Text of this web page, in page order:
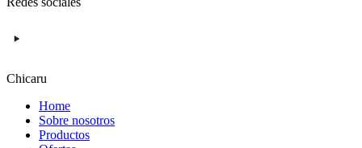
Chicaru
Home
Sobre nosotros
Productos